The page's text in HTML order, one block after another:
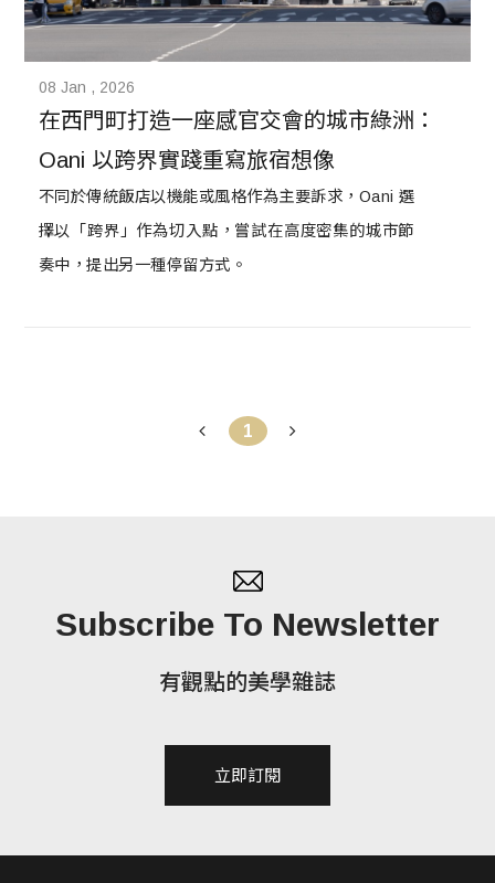
08 Jan , 2026
在西門町打造一座感官交會的城市綠洲：
Oani 以跨界實踐重寫旅宿想像
不同於傳統飯店以機能或風格作為主要訴求，Oani 選
擇以「跨界」作為切入點，嘗試在高度密集的城市節
奏中，提出另一種停留方式。
1
Subscribe To Newsletter
有觀點的美學雜誌
立即訂閱